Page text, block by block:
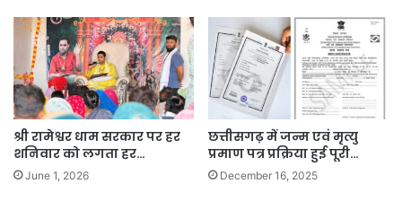
श्री रामेश्वर धाम सरकार पर हर
शनिवार को लगता हर…
June 1, 2026
छत्तीसगढ़ में जन्म एवं मृत्यु
प्रमाण पत्र प्रक्रिया हुई पूरी…
December 16, 2025